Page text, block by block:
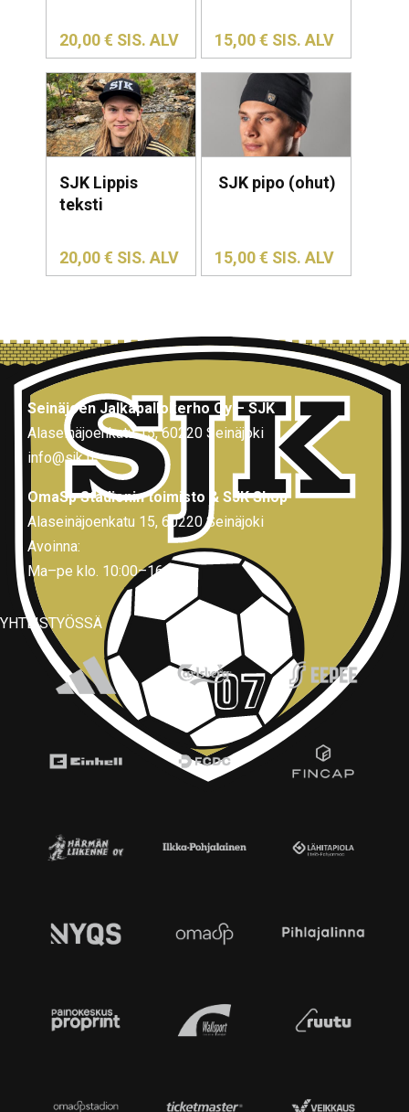
20,00€ SIS. ALV 15,00€ SIS. ALV
SJK Lippis
teksti
20,00€ SIS. ALV
SJK pipo (ohut)
15,00€ SIS. ALV
Seinäjoen Jalkapallokerho Oy – SJK
Alaseinäjoenkatu 15, 60220 Seinäjoki
info@sjk.fi
OmaSp Stadionin toimisto & SJK Shop
Alaseinäjoenkatu 15, 60220 Seinäjoki
Avoinna:
Ma–pe klo. 10:00–16:00
YHTEISTYÖSSÄ